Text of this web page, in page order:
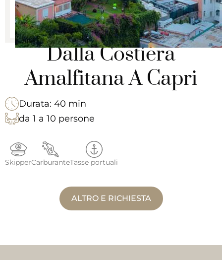
Dalla Costiera
Amalfitana A Capri
Durata: 40 min
da 1 a 10 persone
SkipperCarburanteTasse portuali
ALTRO E RICHIESTA